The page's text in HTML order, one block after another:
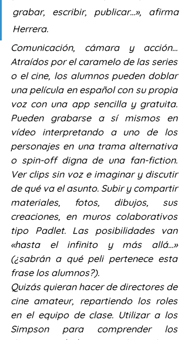
grabar, escribir, publicar…», afirma
Herrera.
Comunicación, cámara y acción…
Atraídos por el caramelo de las series
o el cine, los alumnos pueden doblar
una película en español con su propia
voz con una app sencilla y gratuita.
Pueden grabarse a sí mismos en
vídeo interpretando a uno de los
personajes en una trama alternativa
o spin-off digna de una fan-fiction.
Ver clips sin voz e imaginar y discutir
de qué va el asunto. Subir y compartir
materiales, fotos, dibujos, sus
creaciones, en muros colaborativos
tipo Padlet. Las posibilidades van
«hasta el infinito y más allá…»
(¿sabrán a qué peli pertenece esta
frase los alumnos?).
Quizás quieran hacer de directores de
cine amateur, repartiendo los roles
en el equipo de clase. Utilizar a los
Simpson para comprender los